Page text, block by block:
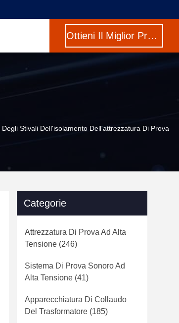
Ottieni Il Miglior Prezzo
Stivali Dell'isolamento Dell'attrezzatura Di Prova
Categorie
Attrezzatura Di Prova Ad Alta
Tensione (246)
Sistema Di Prova Sonoro Ad
Alta Tensione (41)
Apparecchiatura Di Collaudo
Del Trasformatore (185)